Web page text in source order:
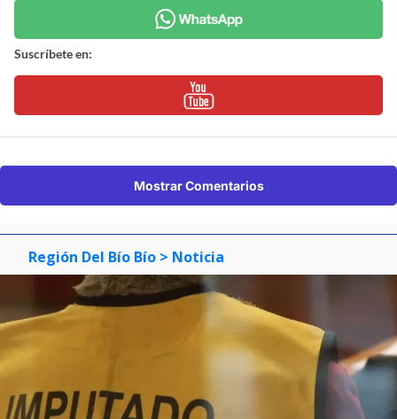
Suscríbete en:
Mostrar Comentarios
Región Del Bío Bío > Noticia